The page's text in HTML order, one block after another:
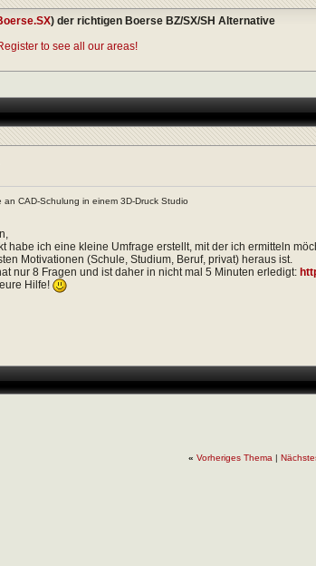
) der richtigen Boerse BZ/SX/SH Alternative
to see all our areas!
an CAD-Schulung in einem 3D-Druck Studio
habe ich eine kleine Umfrage erstellt, mit der ich ermitteln
Motivationen (Schule, Studium, Beruf, privat) heraus ist.
nur 8 Fragen und ist daher in nicht mal 5 Minuten erledigt:
Hilfe!
« Vorheriges Thema|